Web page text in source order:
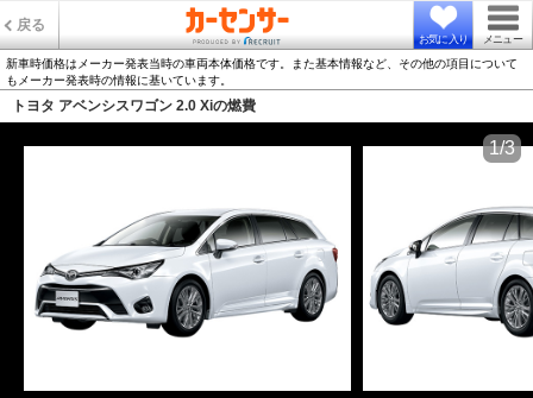
戻る
お気に入り メニュー
新車時価格はメーカー発表当時の車両本体価格です。また基本情報など、その他の項目について
もメーカー発表時の情報に基いています。
トヨタ アベンシスワゴン 2.0 Xiの燃費
1/3